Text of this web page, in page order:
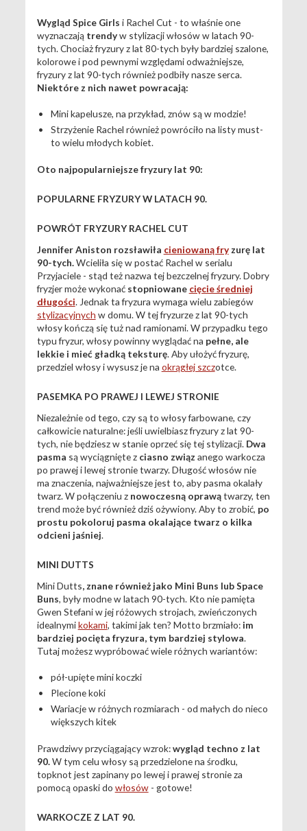
Wygląd Spice Girls i Rachel Cut - to właśnie one
wyznaczają trendyw stylizacji włosów w latach 90-
tych. Chociaż fryzury z lat 80-tych były bardziej szalone,
kolorowe i pod pewnymi względami odważniejsze,
fryzury z lat 90-tych również podbiły nasze serca.
Niektóre z nich nawet powracają:
Mini kapelusze, na przykład, znów są w modzie!
Strzyżenie Rachel również powróciło na listy must-
to wielu młodych kobiet.
Oto najpopularniejsze fryzury lat 90:
POPULARNE FRYZURY W LATACH 90.
POWRÓT FRYZURY RACHEL CUT
Jennifer Aniston rozsławiła cieniowaną fryzurę lat
90-tych.Wcieliła się w postać Rachel w serialu
Przyjaciele - stąd też nazwa tej bezczelnej fryzury. Dobry
fryzjer może wykonać stopniowane cięcie średniej
długości. Jednak ta fryzura wymaga wielu zabiegów
stylizacyjnych w domu. W tej fryzurze z lat 90-tych
włosy kończą się tuż nad ramionami. W przypadku tego
typu fryzur, włosy powinny wyglądać na pełne, ale
lekkie i mieć gładką teksturę. Aby ułożyć fryzurę,
przedziel włosy i wysusz je na okrągłej szczotce.
PASEMKA PO PRAWEJ I LEWEJ STRONIE
Niezależnie od tego, czy są to włosy farbowane, czy
całkowicie naturalne: jeśli uwielbiasz fryzury z lat 90-
tych, nie będziesz w stanie oprzeć się tej stylizacji. Dwa
pasma są wyciągnięte z ciasno związ anego warkocza
po prawej i lewej stronie twarzy. Długość włosów nie
ma znaczenia, najważniejsze jest to, aby pasma okalały
twarz. W połączeniu z nowoczesną oprawątwarzy, ten
trend może być również dziś ożywiony. Aby to zrobić, po
prostu pokoloruj pasma okalające twarz o kilka
odcieni jaśniej.
MINI DUTTS
Mini Dutts, znane również jako Mini Buns lub Space
Buns, były modne w latach 90-tych. Kto nie pamięta
Gwen Stefani w jej różowych strojach, zwieńczonych
idealnymikokami, takimi jak ten? Motto brzmiało: im
bardziej pocięta fryzura, tym bardziej stylowa.
Tutaj możesz wypróbować wiele różnych wariantów:
pół-upięte mini koczki
Plecione koki
Wariacje w różnych rozmiarach - od małych do nieco
większych kitek
Prawdziwy przyciągający wzrok:wygląd techno z lat
90.W tym celu włosy są przedzielone na środku,
topknot jest zapinany po lewej i prawej stronie za
pomocą opaski do włosów- gotowe!
WARKOCZE Z LAT 90.